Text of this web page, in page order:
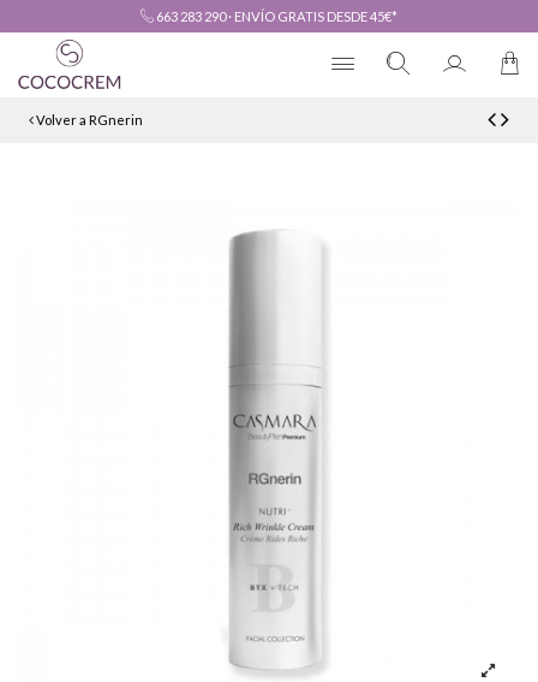
663 283 290· ENVÍO GRATIS DESDE 45€*
Volver a RGnerin